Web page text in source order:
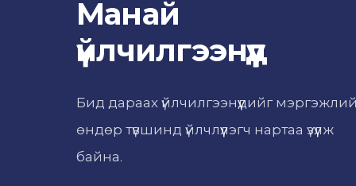
Манай
үйлчилгээнүүд
Бид дараах үйлчилгээнүүдийг
өндөр түвшинд үйлчлүүлэгч нартаа үзүүлж
байна.